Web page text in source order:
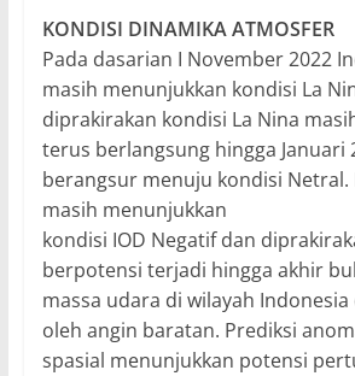
KONDISI DINAMIKA ATMOSFER
Pada dasarian I November 2022
masih menunjukkan kondisi La
diprakirakan kondisi La Nina
terus berlangsung hingga Januari
berangsur menuju kondisi Netral.
masih menunjukkan
kondisi IOD Negatif dan
berpotensi terjadi hingga akhir
massa udara di wilayah
oleh angin baratan. Prediksi
spasial menunjukkan potensi